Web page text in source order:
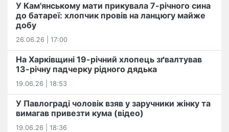
У Кам'янському мати прикувала 7-річного сина
до батареї: хлопчик провів на ланцюгу майже
добу
26.06.26 | 17:00
На Харківщині 19-річний хлопець​ ️зґвалтував
13-річну падчерку рідного дядька
19.06.26 | 18:53
У Павлограді чоловік взяв у заручники жінку та
вимагав привезти кума (відео)
19.06.26 | 18:36